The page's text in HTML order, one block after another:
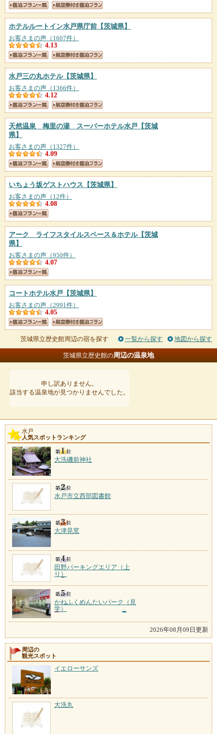
ホテルルートイン水戸県庁前 【茨城県】
お客さまの声（1607件）
4.13
水戸三の丸ホテル【茨城県】
お客さまの声（1366件）
4.12
天然温泉 梅里の湯 スーパーホテル水戸 【茨城
県】
お客さまの声（1327件）
4.09
いちょう坂ゲストハウス 【茨城県】
お客さまの声（12件）
4.08
アーク ライフスタイルスペース＆ホテル【茨城
県】
お客さまの声（950件）
4.07
コートホテル水戸 【茨城県】
お客さまの声（2991件）
4.05
茨城県立歴史館周辺の宿を探す 一覧から探す 地図から探す
茨城県立歴史館の周辺の温泉地
申し訳ありません。
該当する温泉地が見つかりませんでした。
水戸
人気スポットランキング
大洗磯前神社
水戸市立西部図書館
大津晃窯
田野パーキングエリア（上
り）
かねふくめんたいパーク（見
学）
2026年08月09日更新
周辺の
観光スポット
イエローサンズ
大洗丸